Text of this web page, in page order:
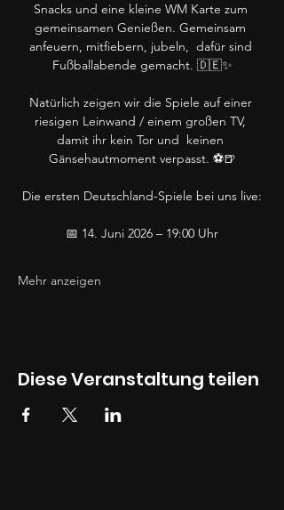
Snacks und eine kleine WM Karte zum
gemeinsamen Genießen. Gemeinsam
anfeuern, mitfiebern, jubeln,  dafür sind
Fußballabende gemacht. 🇩🇪✨
Natürlich zeigen wir die Spiele auf einer
riesigen Leinwand / einem großen TV,
damit ihr kein Tor und  keinen
Gänsehautmoment verpasst. ⚽🍺
Die ersten Deutschland-Spiele bei uns live:
📅 14. Juni 2026 – 19:00 Uhr
Mehr anzeigen
Diese Veranstaltung teilen